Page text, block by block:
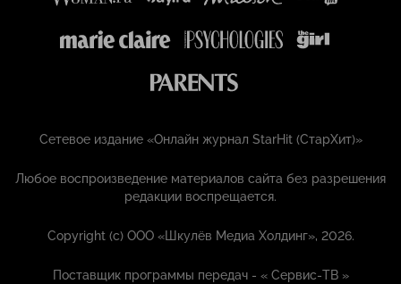
Сетевое издание «Онлайн журнал StarHit (СтарХит)»
Любое воспроизведение материалов сайта без разрешения
редакции воспрещается.
Copyright (с) ООО «Шкулёв Медиа Холдинг», 2026.
Поставщик программы передач - «Сервис-ТВ »